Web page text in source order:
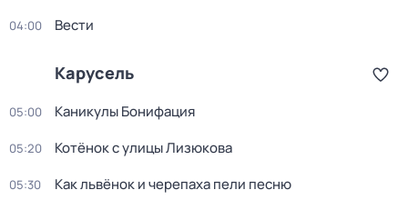
04:00 Вести
Карусель
05:00 Каникулы Бонифация
05:20 Котёнок с улицы Лизюкова
05:30 Как львёнок и черепаха пели песню